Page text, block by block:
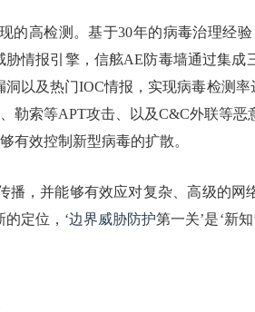
的高检测。基于30年的病毒治理经
胁情报引擎，信舷AE防毒墙通过集成
以及热门IOC情报，实现病毒检测率
勒索等APT攻击、以及C&C外联等恶
有效控制新型病毒的扩散。
播，并能够有效应对复杂、高级的网
定位，‘边界威胁防护第一关’是‘新